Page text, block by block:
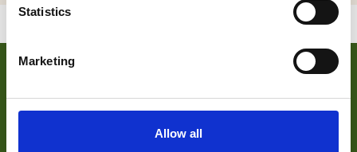
Statistics
Marketing
Allow all
Zoek je meer informatie over het bedrijf achter Bezoek De
ons wat wij doen.